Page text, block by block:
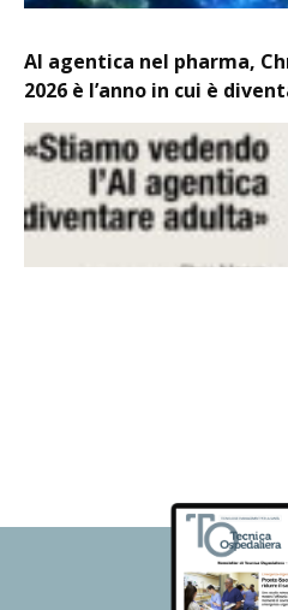
AI agentica nel pharma,
2026 è l’anno in cui è